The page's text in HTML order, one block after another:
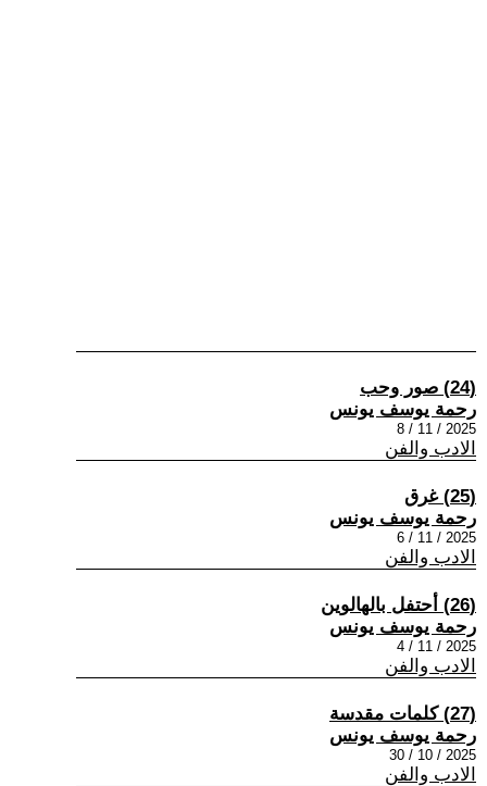
(24) صور وحب
رحمة يوسف يونس
2025 / 11 / 8
الادب والفن
(25) غرق
رحمة يوسف يونس
2025 / 11 / 6
الادب والفن
(26) أحتفل بالهالوين
رحمة يوسف يونس
2025 / 11 / 4
الادب والفن
(27) كلمات مقدسة
رحمة يوسف يونس
2025 / 10 / 30
الادب والفن